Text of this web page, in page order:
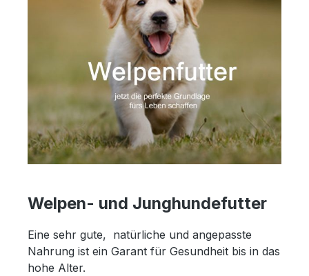
Welpen- und Junghundefutter
Eine sehr gute, natürliche und angepasste
Nahrung ist ein Garant für Gesundheit bis in das
hohe Alter.